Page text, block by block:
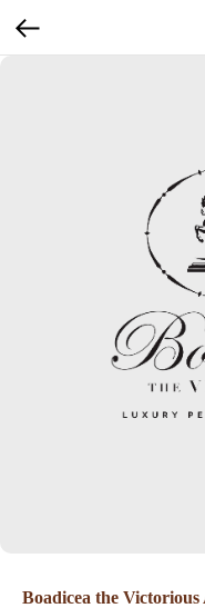
Boadicea the Victorious